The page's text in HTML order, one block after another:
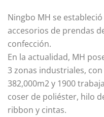
Ningbo MH se
accesorios de prendas
confección.
En la actualidad, MH
3 zonas industriales,
382,000m2 y 1900
coser de poliéster, hilo
ribbon y cintas.